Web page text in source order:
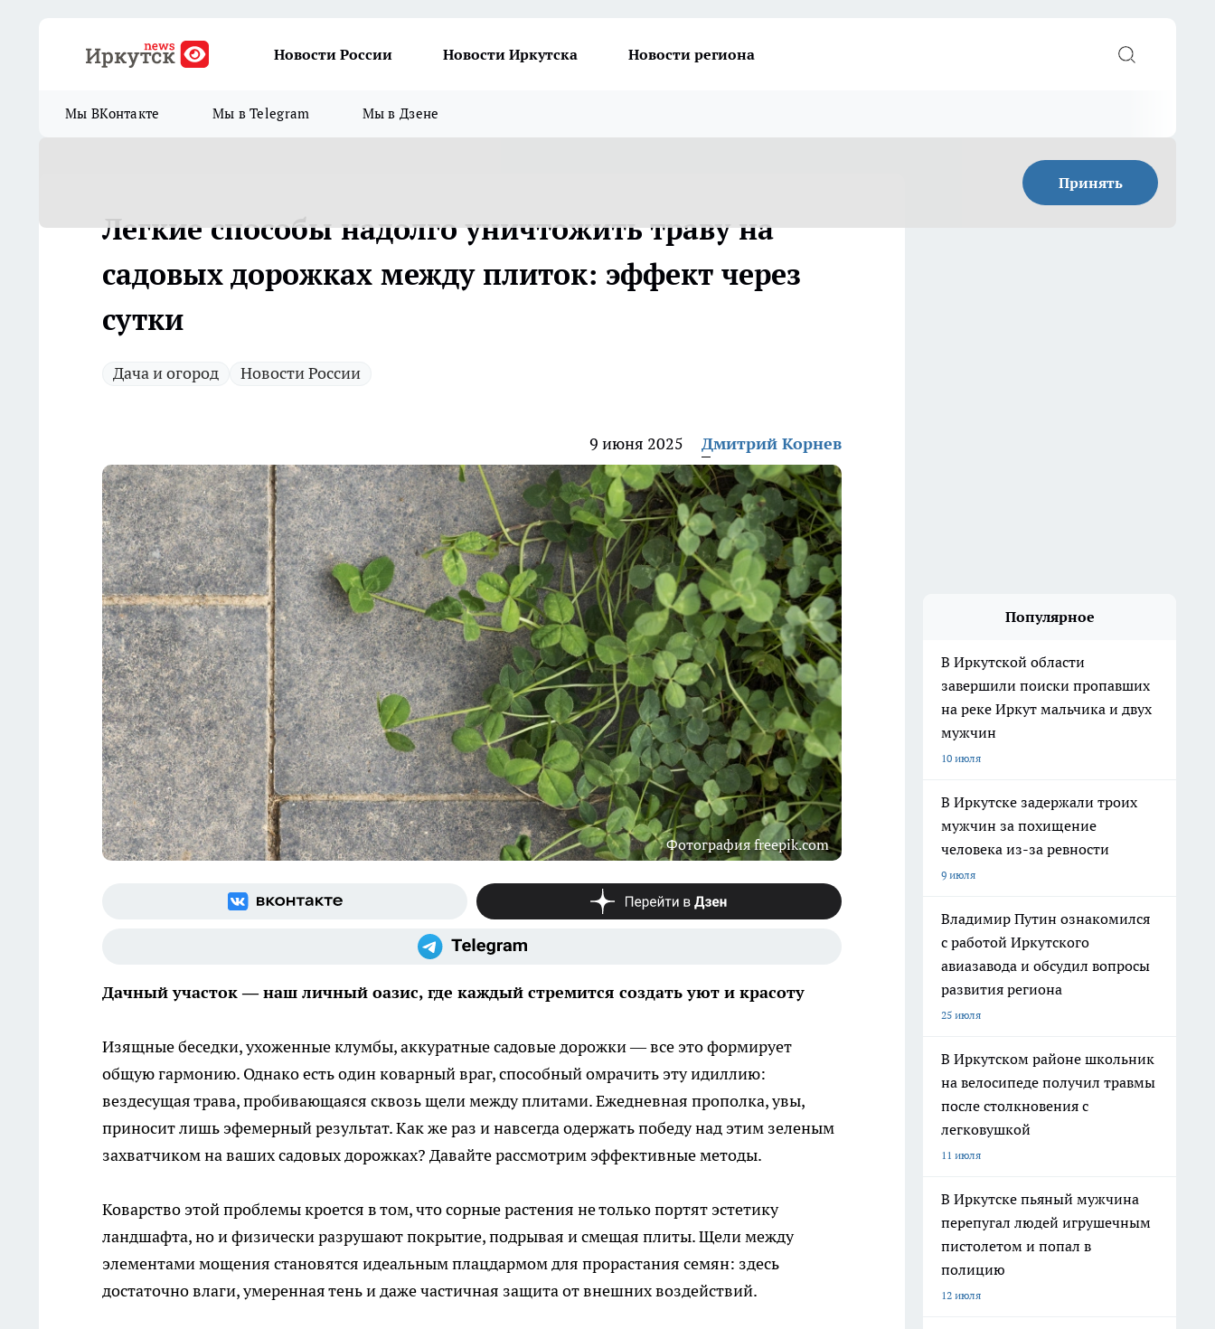
Новости России Новости Иркутска Новости региона
Мы ВКонтакте Мы в Telegram Мы в Дзене
Принять
Легкие способы надолго уничтожить траву на
садовых дорожках между плиток: эффект через
сутки
Дача и огород Новости России
9 июня 2025 Дмитрий Корнев
Фотография freepik.com
Дачный участок — наш личный оазис, где каждый стремится создать уют и красоту
Изящные беседки, ухоженные клумбы, аккуратные садовые дорожки — все это формирует
общую гармонию. Однако есть один коварный враг, способный омрачить эту идиллию:
вездесущая трава, пробивающаяся сквозь щели между плитами. Ежедневная прополка, увы,
приносит лишь эфемерный результат. Как же раз и навсегда одержать победу над этим зеленым
захватчиком на ваших садовых дорожках? Давайте рассмотрим эффективные методы.
Коварство этой проблемы кроется в том, что сорные растения не только портят эстетику
ландшафта, но и физически разрушают покрытие, подрывая и смещая плиты. Щели между
элементами мощения становятся идеальным плацдармом для прорастания семян: здесь
достаточно влаги, умеренная тень и даже частичная защита от внешних воздействий.
Популярное
В Иркутской области
завершили поиски пропавших
на реке Иркут мальчика и двух
мужчин
10 июля
В Иркутске задержали троих
мужчин за похищение
человека из-за ревности
9 июля
Владимир Путин ознакомился
с работой Иркутского
авиазавода и обсудил вопросы
развития региона
25 июля
В Иркутском районе школьник
на велосипеде получил травмы
после столкновения с
легковушкой
11 июля
В Иркутске пьяный мужчина
перепугал людей игрушечным
пистолетом и попал в
полицию
12 июля